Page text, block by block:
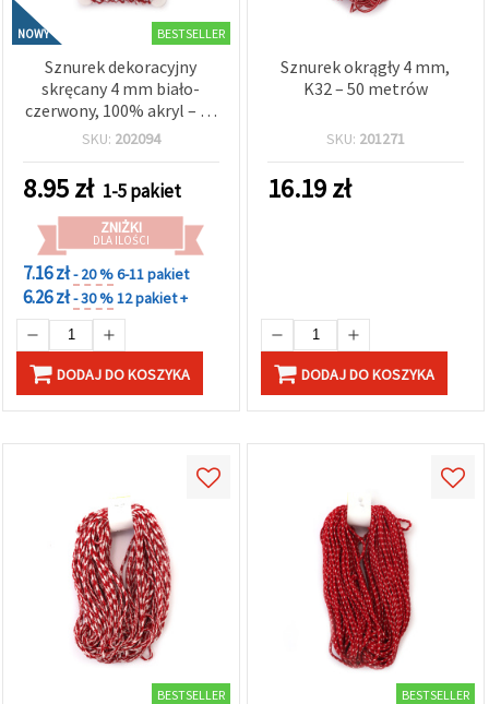
reklamy,
również
przy
wsparciu
naszych
partnerów
analitycznych
marketingowych.
Możesz
zgodzić się
używanie
wszystkich
plików
cookie,
klikając
"Akceptuj
wszystkie!"
lub
wskazać
swoje
Akceptuj
wszystkie
NOWY BESTSELLER
Sznurek dekoracyjny
skręcany 4 mm biało-
czerwony, 100% akryl – 20
m
SKU: 202094
8.95zł 1-5 pakiet
ZNIŻKI
DLA ILOŚCI
7.16 zł- 20 %6-11 pakiet
6.26 zł- 30 %12 pakiet +
DODAJ DO KOSZYKA
Sznurek okrągły 4 mm,
K32 – 50 metrów
SKU: 201271
16.19zł
DODAJ DO KOSZYKA
BESTSELLER BESTSELLER